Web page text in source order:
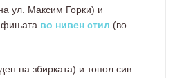
ул. Максим Горки) и
во нивен стил (во
на збирката) и топол сив